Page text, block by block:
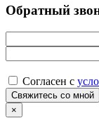
Обратный
Согласен с
×